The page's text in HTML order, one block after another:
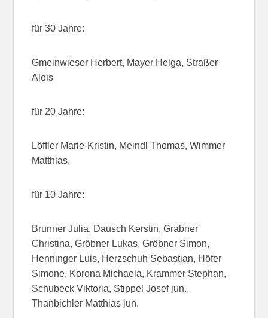
für 30 Jahre:
Gmeinwieser Herbert, Mayer Helga, Straßer
Alois
für 20 Jahre:
Löffler Marie-Kristin, Meindl Thomas, Wimmer
Matthias,
für 10 Jahre:
Brunner Julia, Dausch Kerstin, Grabner
Christina, Gröbner Lukas, Gröbner Simon,
Henninger Luis, Herzschuh Sebastian, Höfer
Simone, Korona Michaela, Krammer Stephan,
Schubeck Viktoria, Stippel Josef jun.,
Thanbichler Matthias jun.